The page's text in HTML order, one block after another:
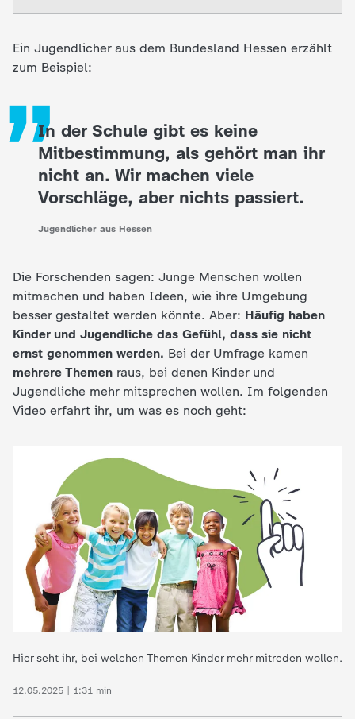
d
Z
Ein Jugendlicher aus dem Bundesland Hessen erzählt
zum Beispiel:
In der Schule gibt es keine
Mitbestimmung, als gehört man ihr
nicht an. Wir machen viele
Vorschläge, aber nichts passiert.
„
Jugendlicher aus Hessen
Die Forschenden sagen: Junge Menschen wollen
mitmachen und haben Ideen, wie ihre Umgebung
besser gestaltet werden könnte. Aber: Häufig haben
Kinder und Jugendliche das Gefühl, dass sie nicht
ernst genommen werden. Bei der Umfrage kamen
mehrere Themen raus, bei denen Kinder und
Jugendliche mehr mitsprechen wollen. Im folgenden
Video erfahrt ihr, um was es noch geht:
Hier seht ihr, bei welchen Themen Kinder mehr mitreden wollen.
12.05.2025 | 1:31 min